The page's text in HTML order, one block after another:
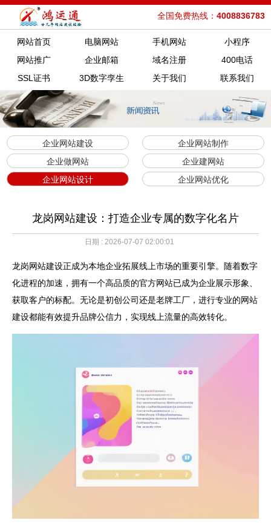
全国免费热线： 4008836783
网站首页 电脑网站 手机网站
小程序
网站推广
企业邮箱 域名注册
400电话
SSL证书
3D数字孪生 关于我们 联系我们
企业网站建设
企业网站制作
企业做网站
企业建网站
企业网站设计
企业网站优化
龙岗网站建设：打造企业专属的数字化名片
日期 : 2026-07-07 02:00:01
龙岗网站建设正成为本地企业拓展线上市场的重要引擎。随着数字
化进程的加速，拥有一个高品质的官方网站已成为企业展示形象、
获取客户的标配。无论是初创公司还是老牌工厂，进行专业的网站
建设都能有效提升品牌公信力，实现线上流量的高效转化。